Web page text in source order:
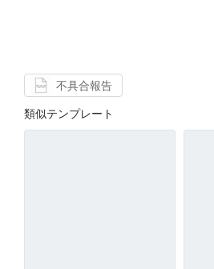
不具合報告
類似テンプレート